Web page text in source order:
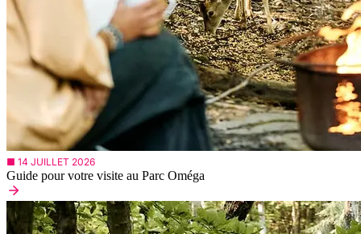
■ 14 JUILLET 2026
Guide pour votre visite au Parc Oméga